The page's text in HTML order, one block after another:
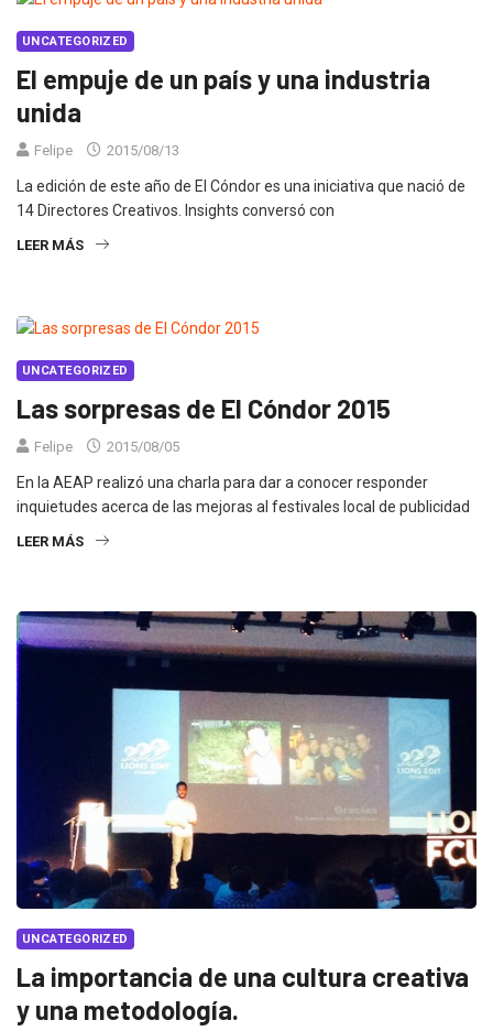
UNCATEGORIZED
El empuje de un país y una industria
unida
Felipe 2015/08/13
La edición de este año de El Cóndor es una iniciativa que nació de
14 Directores Creativos. Insights conversó con
LEER MÁS
UNCATEGORIZED
Las sorpresas de El Cóndor 2015
Felipe 2015/08/05
En la AEAP realizó una charla para dar a conocer responder
inquietudes acerca de las mejoras al festivales local de publicidad
LEER MÁS
UNCATEGORIZED
La importancia de una cultura creativa
y una metodología.